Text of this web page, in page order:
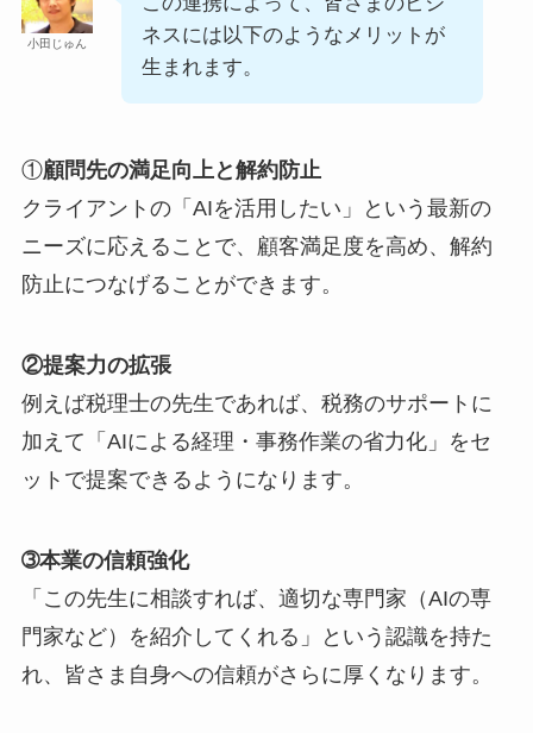
小田じゅん
ネスには以下のようなメリットが
生まれます。
①顧問先の満足向上と解約防止
クライアントの「AIを活用したい」という最新の
ニーズに応えることで、顧客満足度を高め、解約
防止につなげることができます。
②提案力の拡張
例えば税理士の先生であれば、税務のサポートに
加えて「AIによる経理・事務作業の省力化」をセ
ットで提案できるようになります。
➂本業の信頼強化
「この先生に相談すれば、適切な専門家（AIの専
門家など）を紹介してくれる」という認識を持た
れ、皆さま自身への信頼がさらに厚くなります。